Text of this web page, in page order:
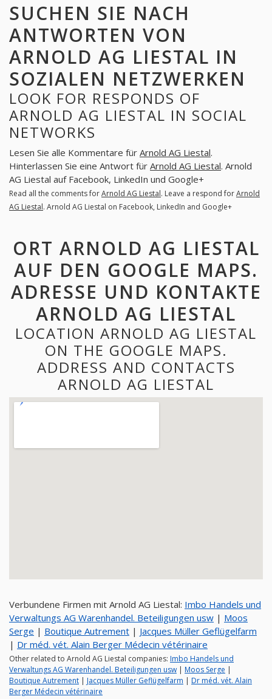
SUCHEN SIE NACH
ANTWORTEN VON
ARNOLD AG LIESTAL IN
SOZIALEN NETZWERKEN
LOOK FOR RESPONDS OF
ARNOLD AG LIESTAL IN SOCIAL
NETWORKS
Lesen Sie alle Kommentare für Arnold AG Liestal.
Hinterlassen Sie eine Antwort für Arnold AG Liestal. Arnold
AG Liestal auf Facebook, LinkedIn und Google+
Read all the comments forArnold AG Liestal. Leave a respond forArnold
AG Liestal. Arnold AG Liestal on Facebook, LinkedIn and Google+
ORT ARNOLD AG LIESTAL
AUF DEN GOOGLE MAPS.
ADRESSE UND KONTAKTE
ARNOLD AG LIESTAL
LOCATION ARNOLD AG LIESTAL
ON THE GOOGLE MAPS.
ADDRESS AND CONTACTS
ARNOLD AG LIESTAL
Verbundene Firmen mit Arnold AG Liestal: Imbo Handels und
Verwaltungs AG Warenhandel. Beteiligungen usw | Moos
Serge | Boutique Autrement | Jacques Müller Geflügelfarm
| Dr méd. vét. Alain Berger Médecin vétérinaire
Other related to Arnold AG Liestal companies: Imbo Handels und
Verwaltungs AG Warenhandel. Beteiligungen usw | Moos Serge |
Boutique Autrement | Jacques Müller Geflügelfarm | Dr méd. vét. Alain
Berger Médecin vétérinaire